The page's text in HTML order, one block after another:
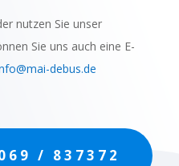
nutzen Sie unser
Sie uns auch eine E-
debus.de
/ 837372